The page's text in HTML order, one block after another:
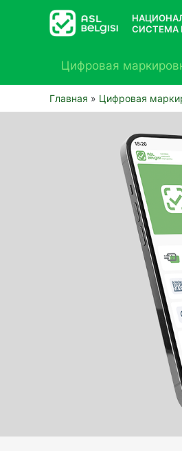
содержимому
СИСТЕМА
Цифровая
Главная Цифровая